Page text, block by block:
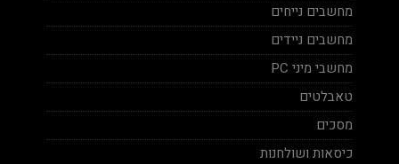
מחשבים נייחים
מחשבים ניידים
מחשבי מיני PC
טאבלטים
מסכים
כיסאות ושולחנות